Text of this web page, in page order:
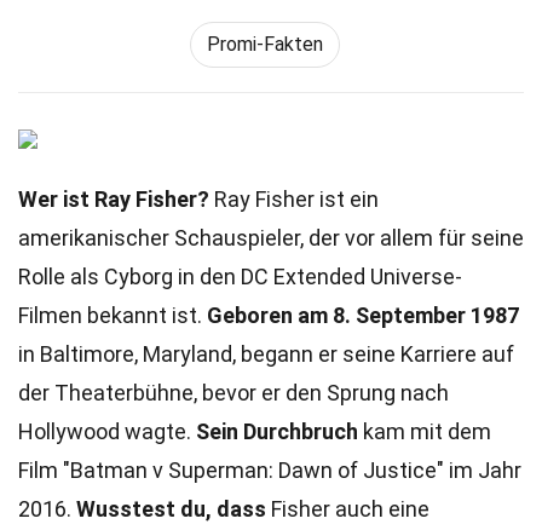
Promi-Fakten
Wer ist Ray Fisher? Ray Fisher ist ein
amerikanischer Schauspieler, der vor allem für seine
Rolle als Cyborg in den DC Extended Universe-
Filmen bekannt ist. Geboren am 8. September 1987
in Baltimore, Maryland, begann er seine Karriere auf
der Theaterbühne, bevor er den Sprung nach
Hollywood wagte. Sein Durchbruch kam mit dem
Film "Batman v Superman: Dawn of Justice" im Jahr
2016. Wusstest du, dass Fisher auch eine